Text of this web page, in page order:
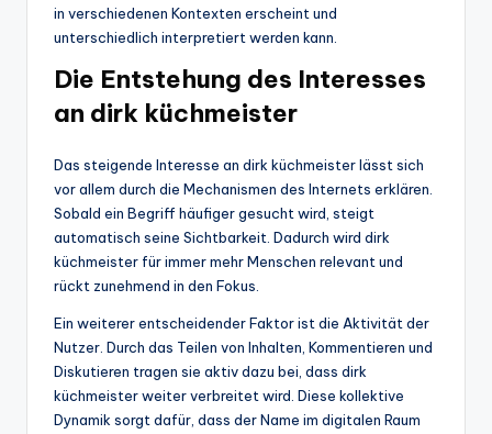
in verschiedenen Kontexten erscheint und
unterschiedlich interpretiert werden kann.
Die Entstehung des Interesses
an dirk küchmeister
Das steigende Interesse an dirk küchmeister lässt sich
vor allem durch die Mechanismen des Internets erklären.
Sobald ein Begriff häufiger gesucht wird, steigt
automatisch seine Sichtbarkeit. Dadurch wird dirk
küchmeister für immer mehr Menschen relevant und
rückt zunehmend in den Fokus.
Ein weiterer entscheidender Faktor ist die Aktivität der
Nutzer. Durch das Teilen von Inhalten, Kommentieren und
Diskutieren tragen sie aktiv dazu bei, dass dirk
küchmeister weiter verbreitet wird. Diese kollektive
Dynamik sorgt dafür, dass der Name im digitalen Raum